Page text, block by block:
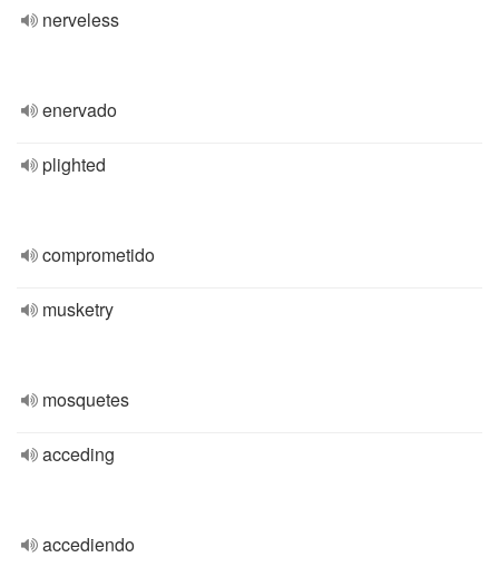
nerveless
enervado
plighted
comprometido
musketry
mosquetes
acceding
accediendo